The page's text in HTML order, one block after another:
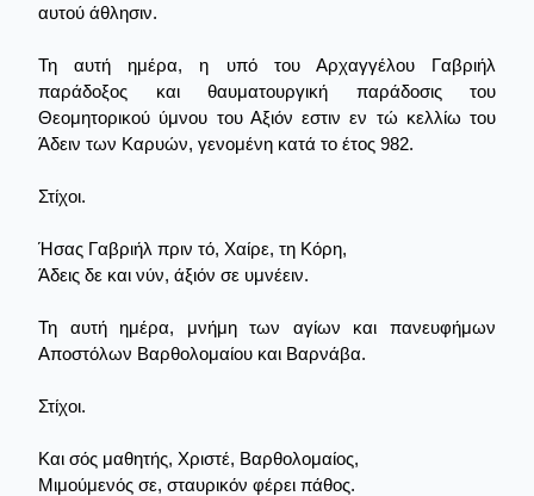
αυτού άθλησιν.
Τη αυτή ημέρα, η υπό του Αρχαγγέλου Γαβριήλ
παράδοξος και θαυματουργική παράδοσις του
Θεομητορικού ύμνου του Αξιόν εστιν εν τώ κελλίω του
Άδειν των Καρυών, γενομένη κατά το έτος 982.
Στίχοι.
Ήσας Γαβριήλ πριν τό, Χαίρε, τη Κόρη,
Άδεις δε και νύν, άξιόν σε υμνέειν.
Τη αυτή ημέρα, μνήμη των αγίων και πανευφήμων
Αποστόλων Βαρθολομαίου και Βαρνάβα.
Στίχοι.
Και σός μαθητής, Χριστέ, Βαρθολομαίος,
Μιμούμενός σε, σταυρικόν φέρει πάθος.